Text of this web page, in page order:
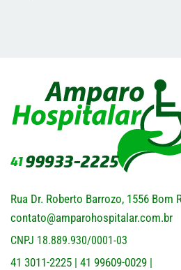
Rua Dr. Roberto Barrozo, 1556 Bom
contato@amparohospitalar.com.br
CNPJ 18.889.930/0001-03
41 3011-2225 | 41 99609-0029 |